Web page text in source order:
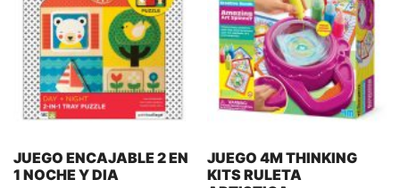
JUEGO ENCAJABLE 2 EN
1 NOCHE Y DIA
JUEGO 4M THINKING
KITS RULETA